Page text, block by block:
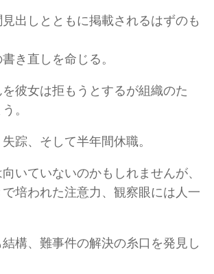
出しとともに掲載されるはずのも
き直しを命じる。
彼女は拒もうとするが組織のた
。
踪、そして半年間休職。
いていないのかもしれませんが、
培われた注意力、観察眼には人一
構、難事件の解決の糸口を発見し